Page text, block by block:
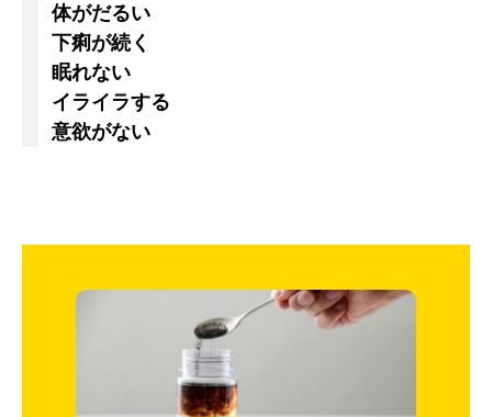
体がだるい
下痢が続く
眠れない
イライラする
意欲がない